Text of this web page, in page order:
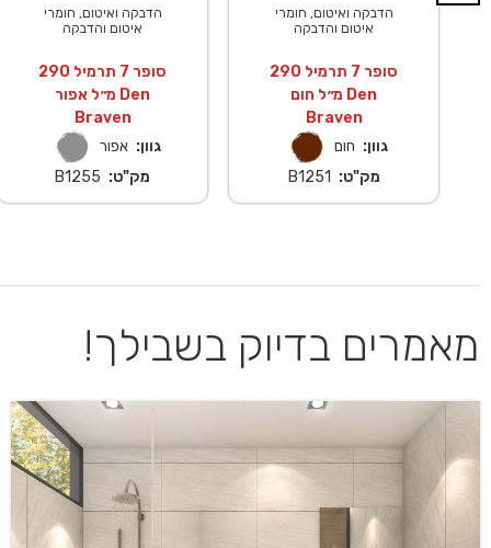
הדבקה ואיטום, חומרי
איטום והדבקה
סופר 7 תרמיל 290
מ״ל חום Den
Braven
גוון: חום
מק"ט: B1251
הדבקה ואיטום, חומרי
איטום והדבקה
סופר 7 תרמיל 290
מ״ל אפור Den
Braven
גוון:אפור
מק"ט: B1255
מאמרים בדיוק בשבילך!